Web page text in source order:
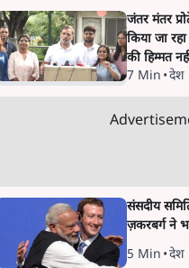
जंतर मंतर
किया जा
की हिम्मत
7 Min •देश
संसदीय
ज़करबर्ग ने
5 Min •देश